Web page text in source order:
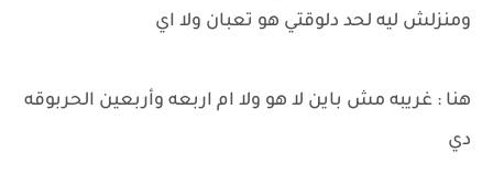
ومنزلش ليه لحد دلوقتي هو تعبان ولا اي
هنا : غريبه مش باين لا هو ولا ام اربعه وأربعين الحربوقه
دي